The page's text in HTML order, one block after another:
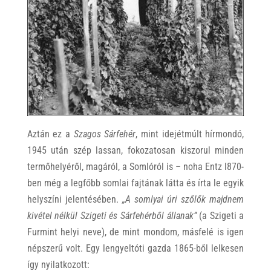
Aztán ez a Szagos Sárfehér, mint idejétmúlt hírmondó,
1945 után szép lassan, fokozatosan kiszorul minden
termőhelyéről, magáról, a Somlóról is – noha Entz l870-
ben még a legfőbb somlai fajtának látta és írta le egyik
helyszíni jelentésében. „A somlyai úri szőlők majdnem
kivétel nélkül Szigeti és Sárfehérből állanak”(a Szigeti a
Furmint helyi neve), de mint mondom, másfelé is igen
népszerű volt. Egy lengyeltóti gazda 1865-ből lelkesen
így nyilatkozott: